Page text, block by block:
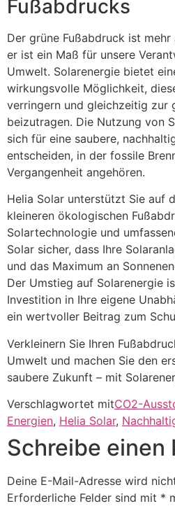
Fußabdrucks
Der grüne Fußabdruck ist
er ist ein Maß für unsere
Umwelt. Solarenergie bietet
wirkungsvolle Möglichkeit,
verringern und gleichzeitig zur
beizutragen. Die Nutzung von
sich für eine saubere,
entscheiden, in der fossile
Vergangenheit angehören.
Helia Solar unterstützt Sie auf
kleineren ökologischen
Solartechnologie und
Solar sicher, dass Ihre
und das Maximum an
Der Umstieg auf Solarenergie
Investition in Ihre eigene
ein wertvoller Beitrag zum
Verkleinern Sie Ihren
Umwelt und machen Sie den
saubere Zukunft – mit
Verschlagwortet mitCO2-
Energien, Helia Solar,
Schreibe einen
Deine E-Mail-Adresse wird
Erforderliche Felder sind mit *